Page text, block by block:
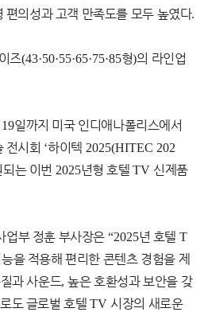
편의성과 고객 만족도를 모두 높였다.
즈(43·50·55·65·75·85형)의 라인업
19일까지 미국 인디애나폴리스에서
전시회 ‘하이텍 2025(HITEC 202
는 이번 2025년형 호텔TV 신제품
업부 정훈 부사장은 “2025년 호텔 T
을 적용해 편리한 콘텐츠 경험을 제
과 사운드,높은 호환성과 보안을 갖
도 글로벌 호텔TV 시장의 새로운